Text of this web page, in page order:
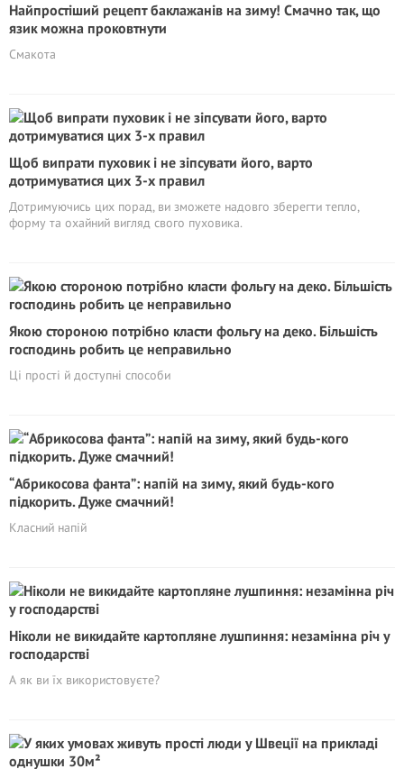
Найпростіший рецепт баклажанів на зиму! Смачно так, що
язик можна проковтнути
Смакота
Щоб випрати пуховик і не зіпсувати його, варто
дотримуватися цих 3-х правил
Дотримуючись цих порад, ви зможете надовго зберегти тепло,
форму та охайний вигляд свого пуховика.
Якою стороною потрібно класти фольгу на деко. Більшість
господинь робить це неправильно
Ці прості й доступні способи
“Абрикосова фанта”: напій на зиму, який будь-кого
підкорить. Дуже смачний!
Класний напій
Ніколи не викидайте картопляне лушпиння: незамінна річ у
господарстві
А як ви їх використовуєте?